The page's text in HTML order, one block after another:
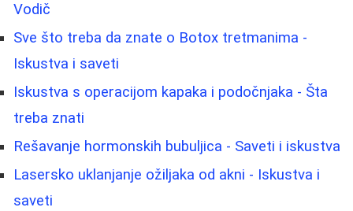
Vodič
Sve što treba da znate o Botox tretmanima -
Iskustva i saveti
Iskustva s operacijom kapaka i podočnjaka - Šta
treba znati
Rešavanje hormonskih bubuljica - Saveti i iskustva
Lasersko uklanjanje ožiljaka od akni - Iskustva i
saveti